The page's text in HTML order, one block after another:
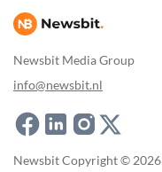
Newsbit Media Group
info@newsbit.nl
Newsbit Copyright © 2026